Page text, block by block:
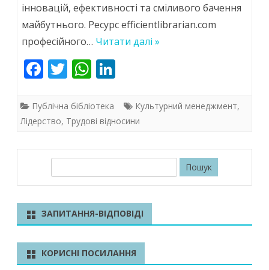
бібліотеці:
інновацій, ефективності та сміливого бачення
майбутнього. Ресурс efficientlibrarian.com
професійного… Читати далі »
F
e
b
o
o
k
T
itt
er
W
at
s
A
p
p
k
e
dI
n
Публічна бібліотека Культурний менеджмент,
Лідерство, Трудові відносини
к
ЗАПИТАННЯ-ВІДПОВІДІ
КОРИСНІ ПОСИЛАННЯ